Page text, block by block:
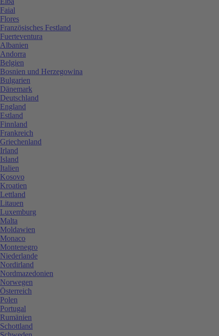
Faial
Flores
Französisches Festland
Fuerteventura
Albanien
Andorra
Belgien
Bosnien und Herzegowina
Bulgarien
Dänemark
Deutschland
England
Estland
Finnland
Frankreich
Griechenland
Irland
Island
Italien
Kosovo
Kroatien
Lettland
Litauen
Luxemburg
Malta
Moldawien
Monaco
Montenegro
Niederlande
Nordirland
Nordmazedonien
Norwegen
Österreich
Polen
Portugal
Rumänien
Schottland